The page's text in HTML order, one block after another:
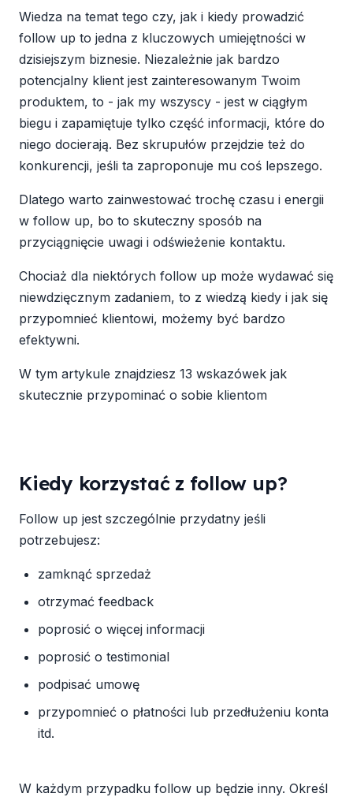
Wiedza na temat tego czy, jak i kiedy prowadzić
follow up to jedna z kluczowych umiejętności w
dzisiejszym biznesie. Niezależnie jak bardzo
potencjalny klient jest zainteresowanym Twoim
produktem, to - jak my wszyscy - jest w ciągłym
biegu i zapamiętuje tylko część informacji, które do
niego docierają. Bez skrupułów przejdzie też do
konkurencji, jeśli ta zaproponuje mu coś lepszego.
Dlatego warto zainwestować trochę czasu i energii
w follow up, bo to skuteczny sposób na
przyciągnięcie uwagi i odświeżenie kontaktu.
Chociaż dla niektórych follow up może wydawać się
niewdzięcznym zadaniem, to z wiedzą kiedy i jak się
przypomnieć klientowi, możemy być bardzo
efektywni.
W tym artykule znajdziesz 13 wskazówek jak
skutecznie przypominać o sobie klientom
Kiedy korzystać z follow up?
Follow up jest szczególnie przydatny jeśli
potrzebujesz:
zamknąć sprzedaż
otrzymać feedback
poprosić o więcej informacji
poprosić o testimonial
podpisać umowę
przypomnieć o płatności lub przedłużeniu konta
itd.
W każdym przypadku follow up będzie inny. Określ